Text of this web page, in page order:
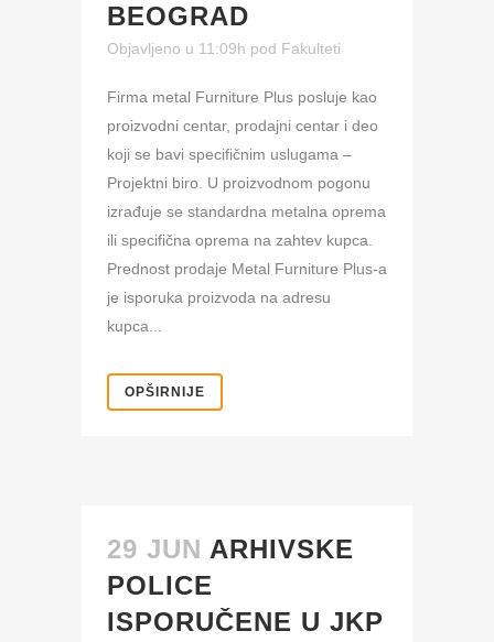
BEOGRAD
Objavljeno u 11:09h pod Fakulteti
Firma metal Furniture Plus posluje kao
proizvodni centar, prodajni centar i deo
koji se bavi specifičnim uslugama –
Projektni biro. U proizvodnom pogonu
izrađuje se standardna metalna oprema
ili specifična oprema na zahtev kupca.
Prednost prodaje Metal Furniture Plus-a
je isporuka proizvoda na adresu
kupca...
OPŠIRNIJE
29 JUN ARHIVSKE
POLICE
ISPORUČENE U JKP